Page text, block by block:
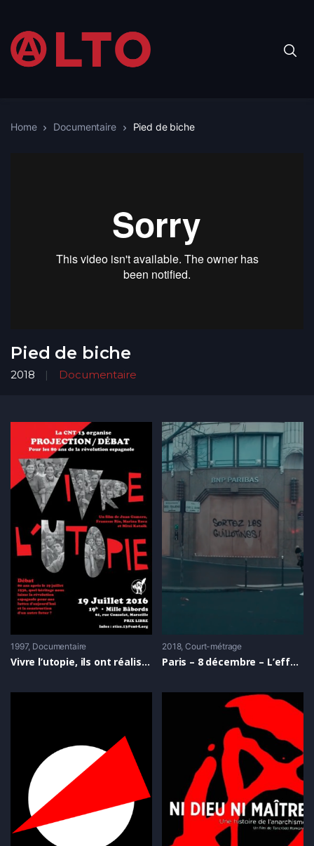
Home Documentaire Pied de biche
Pied de biche
2018 Documentaire
1997 Documentaire
Vivre l’utopie, ils ont réalisé l’anarchisme
2018 Court-métrage
Paris – 8 décembre – L’effondrement approche